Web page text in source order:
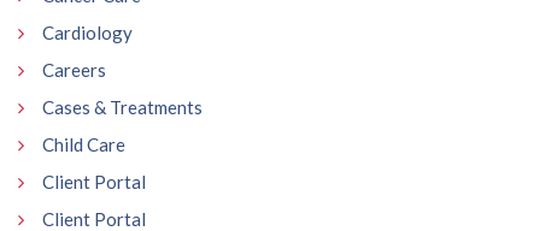
Cardiology
Careers
Cases & Treatments
Child Care
Client Portal
Client Portal